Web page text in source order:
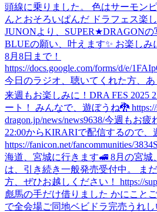
頭線に乗りました。 色はサーモンピ
んとおそろいぱんだ ドラフェス楽
JUNONより、SUPER★DRAGONの
BLUEの願い、叶えます✨ お楽しみ
8月8日まで！
https://docs.google.com/forms/d/e/
今日のラジオ、聴いてくれた方、
来週もお楽しみに！ DRA FES 2025
ート！ みんなで、遊ぼうね🐉 https://
dragon.jp/news/news9638/今週もお疲
22:00からKIRARIで配信するので、
https://fanicon.net/fancommunities/3834
海道、宮城に行きます🚅 8月の宮城
は、引き続き一般発売受付中。 ま
方、ぜひお越しください！ https://
彪馬の手だけ借りました かにこと
で全会場ご同地ベビドラ完売うれ